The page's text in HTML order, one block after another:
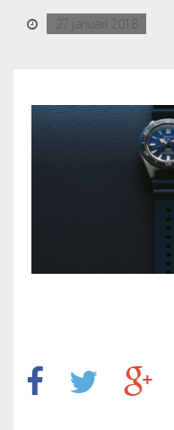
27 januari 2018